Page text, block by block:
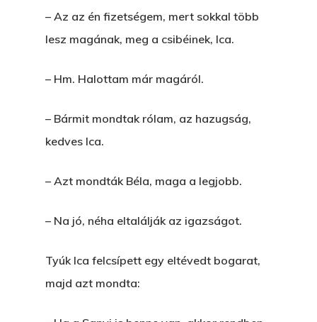
– Az az én fizetségem, mert sokkal több
lesz magának, meg a csibéinek, Ica.
– Hm. Halottam már magáról.
– Bármit mondtak rólam, az hazugság,
kedves Ica.
– Azt mondták Béla, maga a legjobb.
– Na jó, néha eltalálják az igazságot.
Tyúk Ica felcsípett egy eltévedt bogarat,
majd azt mondta: